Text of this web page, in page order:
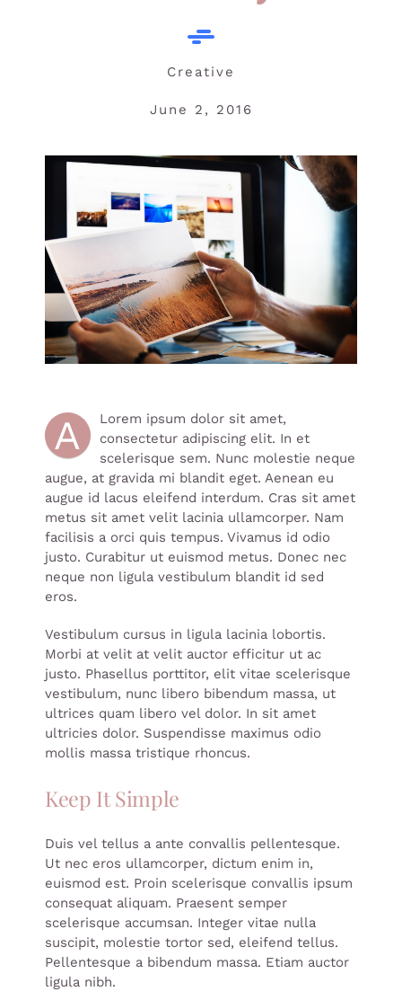
Creative
June 2, 2016
A
Lorem ipsum dolor sit amet,
consectetur adipiscing elit. In et
scelerisque sem. Nunc molestie neque
augue, at gravida mi blandit eget. Aenean eu
augue id lacus eleifend interdum. Cras sit amet
metus sit amet velit lacinia ullamcorper. Nam
facilisis a orci quis tempus. Vivamus id odio
justo. Curabitur ut euismod metus. Donec nec
neque non ligula vestibulum blandit id sed
eros.
Vestibulum cursus in ligula lacinia lobortis.
Morbi at velit at velit auctor efficitur ut ac
justo. Phasellus porttitor, elit vitae scelerisque
vestibulum, nunc libero bibendum massa, ut
ultrices quam libero vel dolor. In sit amet
ultricies dolor. Suspendisse maximus odio
mollis massa tristique rhoncus.
Keep It Simple
Duis vel tellus a ante convallis pellentesque.
Ut nec eros ullamcorper, dictum enim in,
euismod est. Proin scelerisque convallis ipsum
consequat aliquam. Praesent semper
scelerisque accumsan. Integer vitae nulla
suscipit, molestie tortor sed, eleifend tellus.
Pellentesque a bibendum massa. Etiam auctor
ligula nibh.